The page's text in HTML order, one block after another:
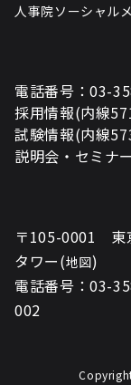
人事院ソーシャル
電話番号：03-
採用情報(内線
試験情報(内線
説明会・セミナ
〒105-0001 東
タワー(地図)
電話番号：03-
002